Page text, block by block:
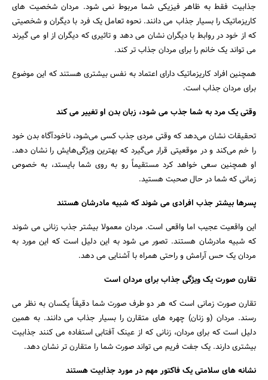
جذابیت فقط به ظاهر فیزیکی شما مربوط نمی شود. مردان شخصیت های
کاریزماتیک را بسیار جذاب می دانند. نحوه تعامل یک فرد با دیگران و شخصیتی
که از خود در روابط با دیگران نشان می دهد و تاثیری که دیگران از او می گیرند
می تواند یک خانم را برای مردان جذاب تر کند.
همچنین افراد کاریزماتیک دارای اعتماد به نفس بیشتری هستند که این موضوع
برای مردان جذاب است.
وقتی یک مرد به شما جذب می شود، زبان بدن او تغییر می کند
تحقیقات نشان می‌دهد که وقتی مردی جذب کسی می‌شود، ناخودآگاه بدن خود
را خم می‌کند و در موقعیتی قرار می‌گیرد که بهترین ویژگی‌هایش را نشان دهد.
او همچنین سعی خواهد کرد مستقیماً رو به روی شما بایستد، به خصوص
زمانی که شما در حال صحبت هستید.
پسرها بیشتر جذب افرادی می شوند که شبیه مادرشان هستند
این واقعیت عجیب اما واقعی است. مردان معمولا بیشتر جذب زنانی می شوند
که شبیه مادرشان هستند. تصور می شود به این دلیل است که این مورد به
مردان یک حس آرامش و راحتی همراه با آشنایی می دهد.
تقارن صورت یک ویژگی جذاب برای مردان است
تقارن صورت زمانی است که هر دو طرف صورت شما دقیقاً یکسان به نظر می
رسند. مردان (و زنان) چهره های متقارن را بسیار جذاب می دانند. به همین
دلیل است که برای مردان، زنانی که از عینک آفتابی استفاده می کنند جذابیت
بیشتری دارند. یک جفت فریم می تواند صورت شما را متقارن تر نشان دهد.
نشانه های سلامتی یک فاکتور مهم در مورد جذابیت هستند